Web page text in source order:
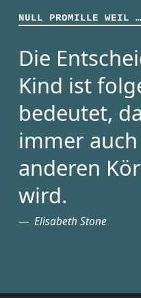
NULL PROMILLE WEIL …
Die
Kind ist
bedeutet,
immer
anderen
wird.
Elisabeth Stone